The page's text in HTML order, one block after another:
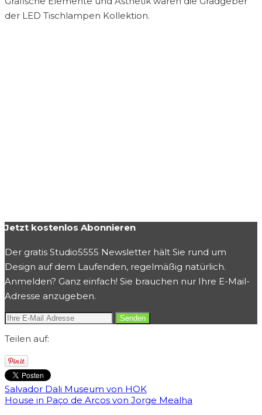
der LED Tischlampen Kollektion.
Jetzt kostenlos Abonnieren
Der gratis Studio5555 Newsletter hält Sie rund um
Design auf dem Laufenden, regelmäßig natürlich.
Anmelden? Ganz einfach! Sie brauchen nur Ihre E-Mail-
Adresse anzugeben.
Teilen auf:
Salvador Dali Museum von HOK
House in Paço de Arcos von Jorge Mealha